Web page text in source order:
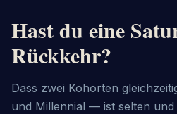
Hast du eine
Rückkehr?
Dass zwei Kohorten
und Millennial — ist selten und